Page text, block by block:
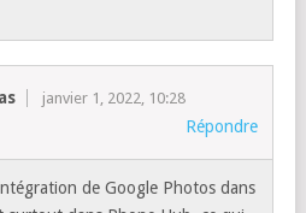
janvier 1, 2022, 10:28
Répondre
de Google Photos dans